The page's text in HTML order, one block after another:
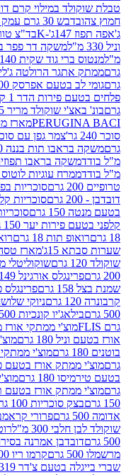
קרם דובדבן 86 גרם
דבש 30 גרם עמק חפר
טרולי
בד"צ טורינו טנטיישן
משקה דר פפר בקבוק 450מ"ל
גוד שקית 140 גרם
הרולטה ג'לי ענק 90 גרם
אפרסק 500 גרם
לקריץ
הדר 1 ק"ג
שוקולד מריר 175ג'
מארז מרציפן ללא
תות בננה 300 מ"ל בודד
בראבו תפוזים 300 מ"ל בודד
עוגיות לוטוס קרמל 400 גרם
סוכריות בפחית פרות יער -
סוכריות קלפני בטעם פירות
סוכריות קלפני בטעם
יער 150 גרם
ריטר חלב
תות 18 גרם
רואופ פטל 18 גרם
מארז טסה מאוהב
שוקוליטלי מקרונים תות
אורגינל 149 גרם
פרינגלס
פרינגלס פיצה 158 גרם
ניוקי שלושה צבעים 500 גרם
קונכיות 500 גרם
ממתקי אורז ממולאים בטעם
גרם
מוצ'י ממתקי
אורז בטעם פנקייק עם מייפל
גרם
אורז בטעם תה מאצ'ה וחלב
סוכריות 100 גרם
ממרח דובאי
פרורי קראמבל 400 גרם
300 מ"ל
רוטב נוצ'יטלו חלבי
אמרנה בסירופ 300 גרם
קרמו ריו 500 גרם
קרם
צ'דר 319 גרם